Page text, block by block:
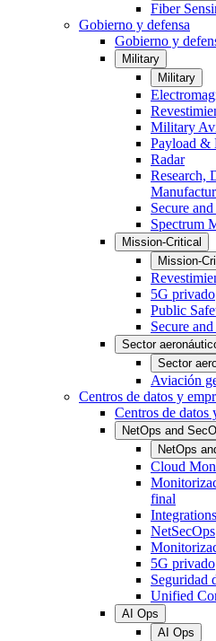
Fiber
Gobierno y defensa
Gobierno y
Military
Military
Military
Payload &
Radar
Research,
Secure
Spectrum
Mission-Critical
Mission-
5G privado
Public
Secure
Sector
Sector
Aviación
Centros de datos y
Centros de datos
NetOps and
NetOps
Cloud
final
NetSecOps
5G privado
Seguridad
Unified
AI Ops
AI Ops